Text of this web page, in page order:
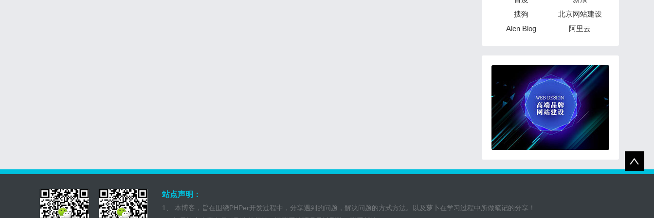
搜狗
北京网站建设
Alen Blog
阿里云
站点声明：
1、 本博客，旨在围绕PHPer开发过程中，分享遇到的问题，解决问题的方式方法。以及萝卜在学习过程中所做笔记的分享！